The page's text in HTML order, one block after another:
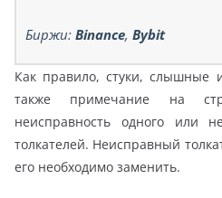
Биржи: Binance, Bybit
Как правило, стуки, слышные
также примечание на
неисправность одного или
толкателей. Неисправный
его необходимо заменить.